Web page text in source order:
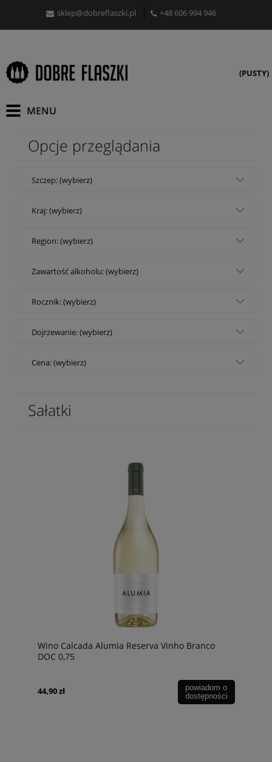
sklep@dobreflaszki.pl +48 606 994 946
(PUSTY)
Opcje przeglądania
Szczep: (wybierz)
Kraj: (wybierz)
Region: (wybierz)
Zawartość alkoholu: (wybierz)
Rocznik: (wybierz)
Dojrzewanie: (wybierz)
Cena: (wybierz)
Sałatki
Wino Calcada Alumia Reserva Vinho Branco
DOC 0,75
44,90 zł
powiadom o
dostępności